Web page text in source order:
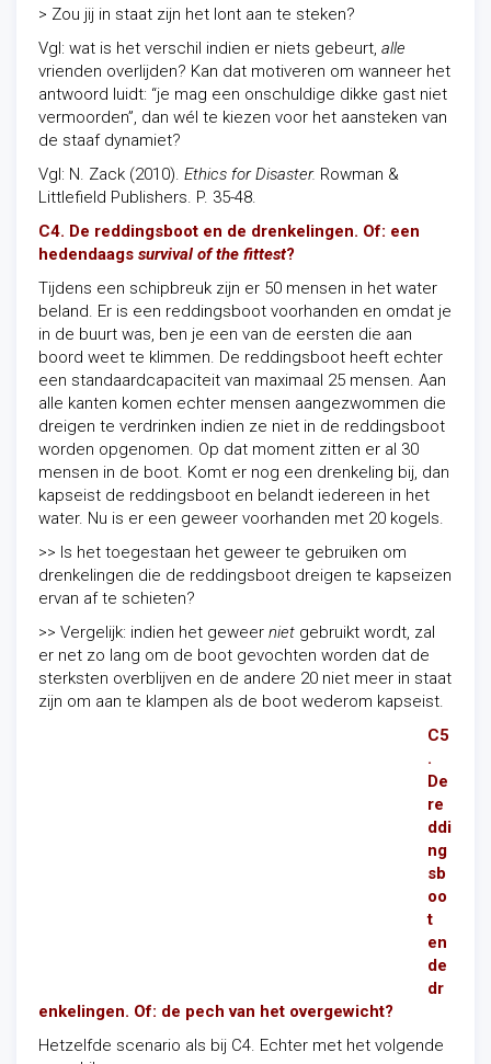
> Zou jij in staat zijn het lont aan te steken?
Vgl: wat is het verschil indien er niets gebeurt, alle
vrienden overlijden? Kan dat motiveren om wanneer het
antwoord luidt: “je mag een onschuldige dikke gast niet
vermoorden”, dan wél te kiezen voor het aansteken van
de staaf dynamiet?
Vgl: N. Zack (2010). Ethics for Disaster. Rowman &
Littlefield Publishers. P. 35-48.
C4. De reddingsboot en de drenkelingen. Of: een
hedendaags survival of the fittest?
Tijdens een schipbreuk zijn er 50 mensen in het water
beland. Er is een reddingsboot voorhanden en omdat je
in de buurt was, ben je een van de eersten die aan
boord weet te klimmen. De reddingsboot heeft echter
een standaardcapaciteit van maximaal 25 mensen. Aan
alle kanten komen echter mensen aangezwommen die
dreigen te verdrinken indien ze niet in de reddingsboot
worden opgenomen. Op dat moment zitten er al 30
mensen in de boot. Komt er nog een drenkeling bij, dan
kapseist de reddingsboot en belandt iedereen in het
water. Nu is er een geweer voorhanden met 20 kogels.
>> Is het toegestaan het geweer te gebruiken om
drenkelingen die de reddingsboot dreigen te kapseizen
ervan af te schieten?
>> Vergelijk: indien het geweer niet gebruikt wordt, zal
er net zo lang om de boot gevochten worden dat de
sterksten overblijven en de andere 20 niet meer in staat
zijn om aan te klampen als de boot wederom kapseist.
C5
.
De
re
ddi
ng
sb
oo
t
en
de
dr
enkelingen. Of: de pech van het overgewicht?
Hetzelfde scenario als bij C4. Echter met het volgende